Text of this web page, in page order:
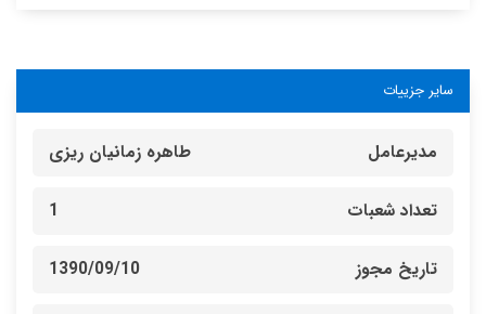
سایر جزییات
مدیرعامل طاهره زمانیان ریزی
تعداد شعبات 1
تاریخ مجوز 1390/09/10